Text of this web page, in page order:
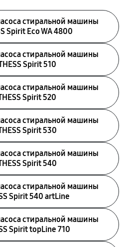
стиральной машины
Spirit Eco WA 4800
стиральной машины
Spirit 510
стиральной машины
Spirit 520
стиральной машины
Spirit 530
стиральной машины
Spirit 540
стиральной машины
Spirit 540 artLine
стиральной машины
Spirit topLine 710